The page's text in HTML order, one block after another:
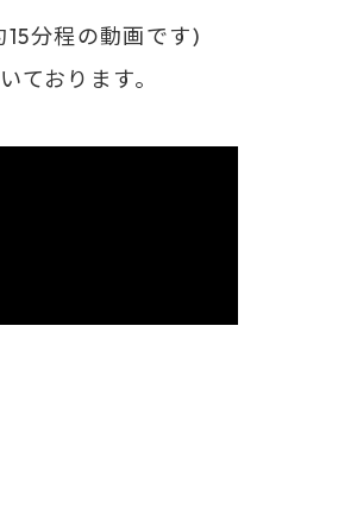
分程の動画です)
ております。